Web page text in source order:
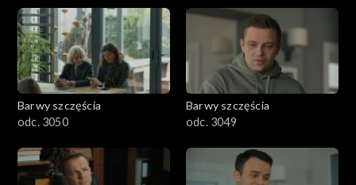
Barwy szczęścia
odc. 3050
Barwy szczęścia
odc. 3049